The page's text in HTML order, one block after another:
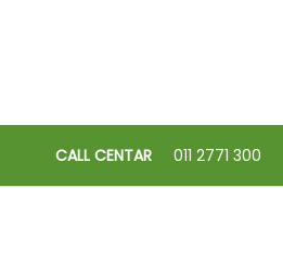
CALL CENTAR 011 2771 300